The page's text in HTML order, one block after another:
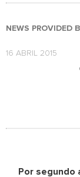
NEWS PROVIDED
16 ABRIL 2015
Por segundo